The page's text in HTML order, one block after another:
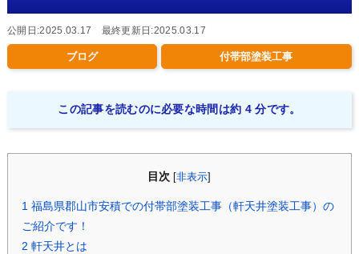
公開日:2025.03.17 最終更新日:2025.03.17
ブログ 付帯部塗装工事
この記事を読むのに必要な時間は約 4 分です。
目次 [非表示
1 福島県郡山市安積での付帯部塗装工事（軒天井塗装工事）の
ご紹介です！
2 軒天井とは